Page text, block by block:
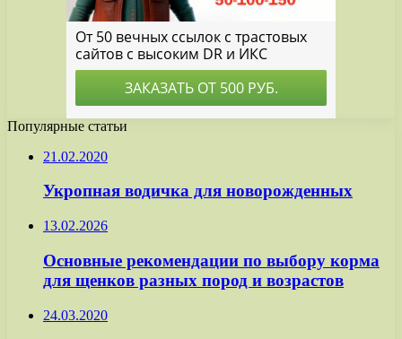
Популярные статьи
21.02.2020
Укропная водичка для новорожденных
13.02.2026
Основные рекомендации по выбору корма
для щенков разных пород и возрастов
24.03.2020